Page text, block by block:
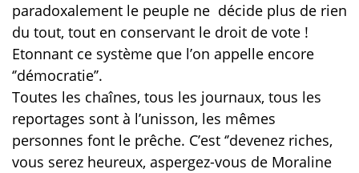
paradoxalement le peuple ne décide plus de rien
du tout, tout en conservant le droit de vote !
Etonnant ce système que l’on appelle encore
‘’démocratie’’.
Toutes les chaînes, tous les journaux, tous les
reportages sont à l’unisson, les mêmes
personnes font le prêche. C’est ‘’devenez riches,
vous serez heureux, aspergez-vous de Moraline